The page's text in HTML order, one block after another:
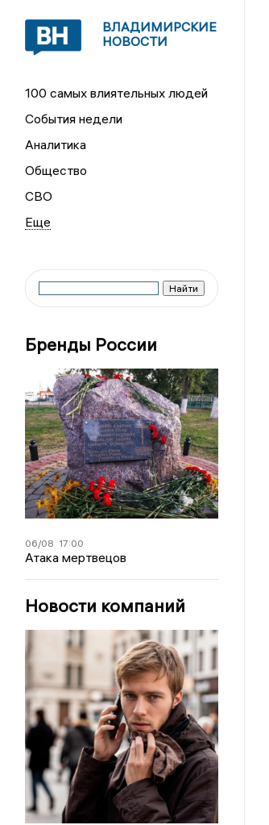
ВЛАДИМИРСКИЕ
НОВОСТИ
100 самых влиятельных людей
События недели
Аналитика
Общество
СВО
Бренды России
06/08 17:00
Атака мертвецов
Новости компаний